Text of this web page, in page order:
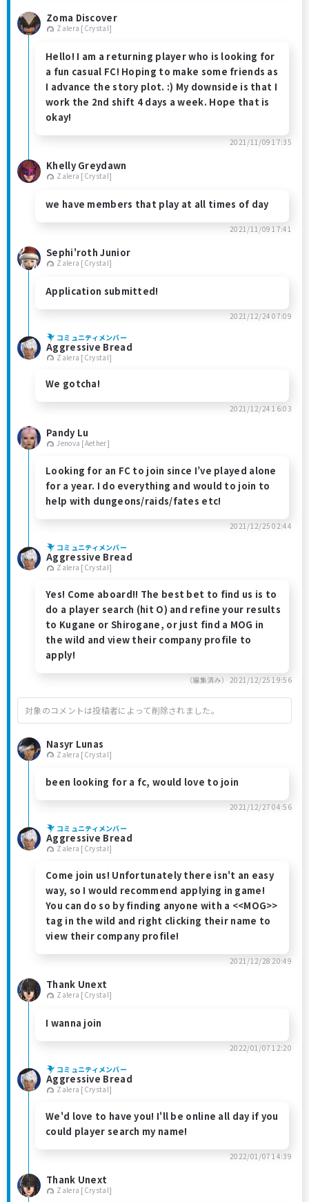
Zoma Discover
Zalera [Crystal]
Hello! I am a returning player who is looking for
a fun casual FC! Hoping to make some friends as
I advance the story plot. :) My downside is that I
work the 2nd shift 4 days a week. Hope that is
okay!
2021/11/09 17:35
Khelly Greydawn
Zalera [Crystal]
we have members that play at all times of day
2021/11/09 17:41
Sephi'roth Junior
Zalera [Crystal]
Application submitted!
2021/12/24 07:09
コミュニティメンバー
Aggressive Bread
Zalera [Crystal]
We gotcha!
2021/12/24 16:03
Pandy Lu
Jenova [Aether]
Looking for an FC to join since I’ve played alone
for a year. I do everything and would to join to
help with dungeons/raids/fates etc!
2021/12/25 02:44
コミュニティメンバー
Aggressive Bread
Zalera [Crystal]
Yes! Come aboard!! The best bet to find us is to
do a player search (hit O) and refine your results
to Kugane or Shirogane, or just find a MOG in
the wild and view their company profile to
apply!
（編集済み）2021/12/25 19:56
対象のコメントは投稿者によって削除されました。
Nasyr Lunas
Zalera [Crystal]
been looking for a fc, would love to join
2021/12/27 04:56
コミュニティメンバー
Aggressive Bread
Zalera [Crystal]
Come join us! Unfortunately there isn't an easy
way, so I would recommend applying in game!
You can do so by finding anyone with a <<MOG>>
tag in the wild and right clicking their name to
view their company profile!
2021/12/28 20:49
Thank Unext
Zalera [Crystal]
I wanna join
2022/01/07 12:20
コミュニティメンバー
Aggressive Bread
Zalera [Crystal]
We'd love to have you! I'll be online all day if you
could player search my name!
2022/01/07 14:39
Thank Unext
Zalera [Crystal]